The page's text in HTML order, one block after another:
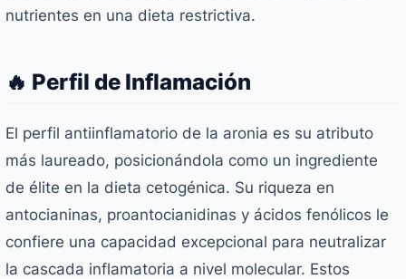
nutrientes en una dieta restrictiva.
🔥 Perfil de Inflamación
El perfil antiinflamatorio de la aronia es su atributo
más laureado, posicionándola como un ingrediente
de élite en la dieta cetogénica. Su riqueza en
antocianinas, proantocianidinas y ácidos fenólicos le
confiere una capacidad excepcional para neutralizar
la cascada inflamatoria a nivel molecular. Estos